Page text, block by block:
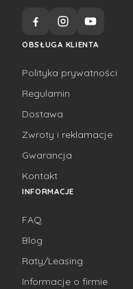
OBSŁUGA KLIENTA
Polityka prywatności
Regulamin
Dostawa
Zwroty i reklamacje
Gwarancja
Kontakt
INFORMACJE
FAQ
Blog
Raty/Leasing
Informacje o firmie